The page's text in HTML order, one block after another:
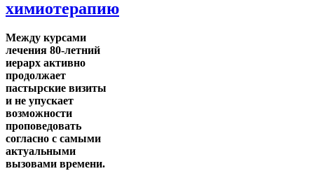
химиотерапию
Между курсами
лечения 80-летний
иерарх активно
продолжает
пастырские визиты
и не упускает
возможности
проповедовать
согласно с самыми
актуальными
вызовами времени.